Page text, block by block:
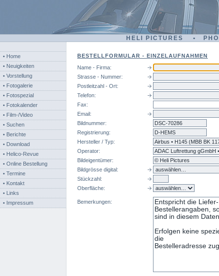
HELI PICTURES •
• Home
• Neuigkeiten
• Vorstellung
• Fotogalerie
• Fotospezial
• Fotokalender
• Film-/Video
• Suchen
• Berichte
• Download
• Helico-Revue
• Online Bestellung
• Termine
• Kontakt
• Links
• Impressum
BESTELLFORMULAR - EINZELAUFNAHMEN
Name - Firma:
Strasse - Nummer:
Postleitzahl - Ort:
Telefon:
Fax:
Email:
Bildnummer:
Registrierung:
Hersteller / Typ:
Operator:
Bildeigentümer:
Bildgrösse digital:
Stückzahl:
Oberfläche:
Bemerkungen: